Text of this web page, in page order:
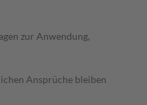
zur Anwendung,
Ansprüche bleiben